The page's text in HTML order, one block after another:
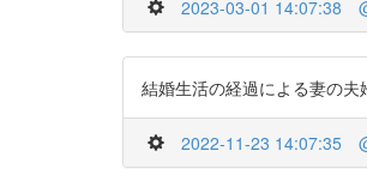
2023-03-01 14:07:38
結婚生活の経過による妻の
2022-11-23 14:07:35